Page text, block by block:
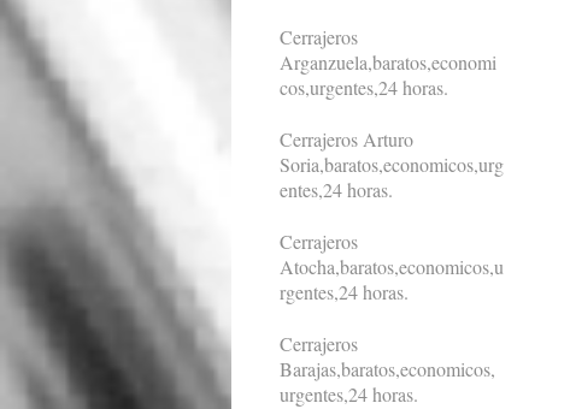
Cerrajeros
Arganzuela,baratos,economi
cos,urgentes,24 horas.
Cerrajeros Arturo
Soria,baratos,economicos,urg
entes,24 horas.
Cerrajeros
Atocha,baratos,economicos,u
rgentes,24 horas.
Cerrajeros
Barajas,baratos,economicos,
urgentes,24 horas.